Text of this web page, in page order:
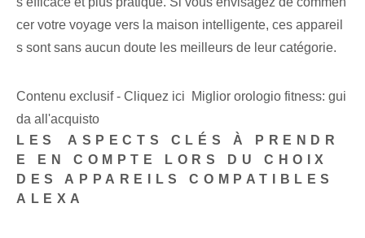
cer votre voyage vers la maison intelligente, ces appareil
s sont sans aucun doute les meilleurs de leur catégorie.
Contenu exclusif - Cliquez ici Miglior orologio fitness: gui
da all'acquisto
LES ⁢ASPECTS CLÉS‌ À PRENDR
E EN COMPTE LORS DU CHOIX
DES APPAREILS COMPATIBLES
ALEXA